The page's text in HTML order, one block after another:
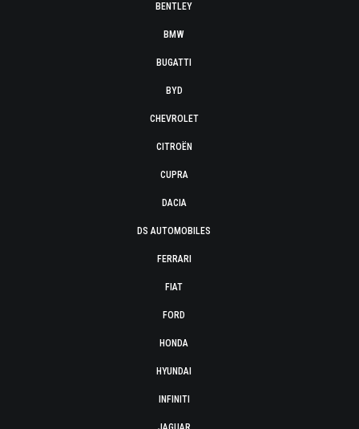
BENTLEY
BMW
BUGATTI
BYD
CHEVROLET
CITROËN
CUPRA
DACIA
DS AUTOMOBILES
FERRARI
FIAT
FORD
HONDA
HYUNDAI
INFINITI